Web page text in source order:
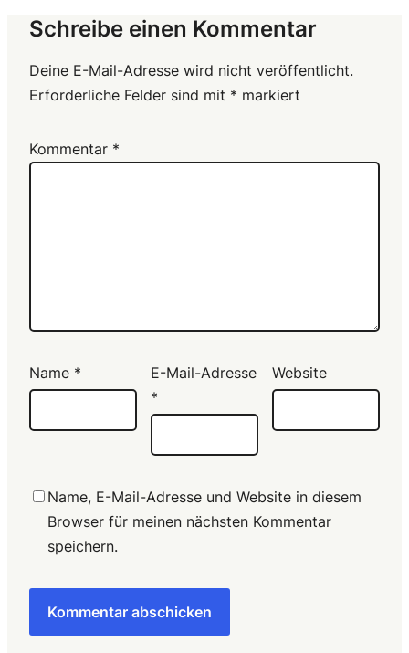
Schreibe einen Kommentar
Deine E-Mail-Adresse wird nicht veröffentlicht.
Erforderliche Felder sind mit * markiert
Kommentar *
Name *
E-Mail-Adresse
*
Website
Name, E-Mail-Adresse und Website in diesem
Browser für meinen nächsten Kommentar
speichern.